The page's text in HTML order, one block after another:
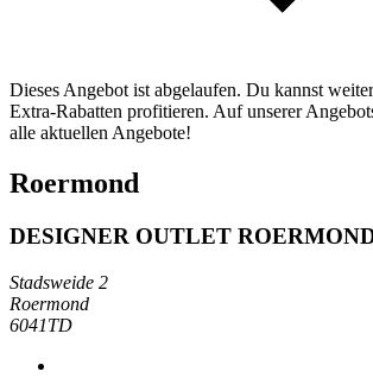
Dieses Angebot ist abgelaufen. Du kannst
Extra-Rabatten profitieren. Auf unserer
alle aktuellen Angebote!
Roermond
DESIGNER OUTLET
Stadsweide 2
Roermond
6041TD